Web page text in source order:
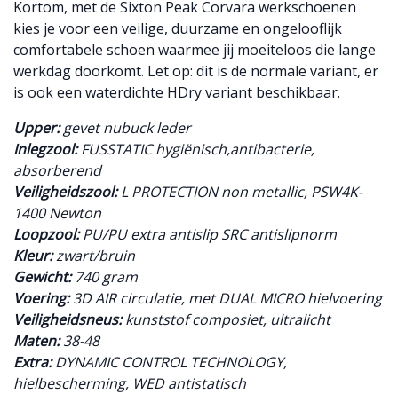
Kortom, met de Sixton Peak Corvara werkschoenen
kies je voor een veilige, duurzame en ongelooflijk
comfortabele schoen waarmee jij moeiteloos die lange
werkdag doorkomt. Let op: dit is de normale variant, er
is ook een waterdichte HDry variant beschikbaar.
Upper:gevet nubuck leder
Inlegzool:FUSSTATIC hygiënisch,antibacterie,
absorberend
Veiligheidszool:L PROTECTION non metallic, PSW4K-
1400 Newton
Loopzool:PU/PU extra antislip SRC antislipnorm
Kleur:zwart/bruin
Gewicht:740 gram
Voering:3D AIR circulatie, met DUAL MICRO hielvoering
Veiligheidsneus:kunststof composiet, ultralicht
Maten:38-48
Extra:DYNAMIC CONTROL TECHNOLOGY,
hielbescherming, WED antistatisch